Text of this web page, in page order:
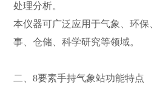
处理分析。
本仪器可广泛应用于气象、环保
事、仓储、科学研究等领域。
二、8要素手持气象站功能特点